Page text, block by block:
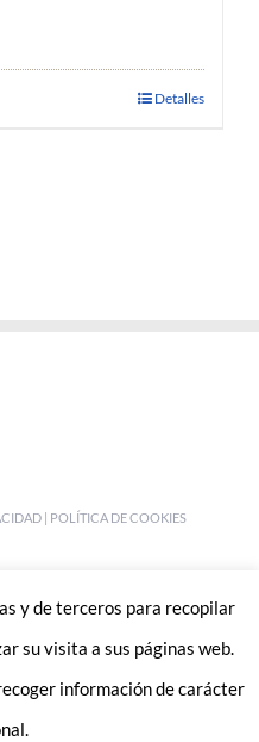
Detalles
| POLÍTICA DE COOKIES
y de terceros para recopilar
su visita a sus páginas web.
información de carácter